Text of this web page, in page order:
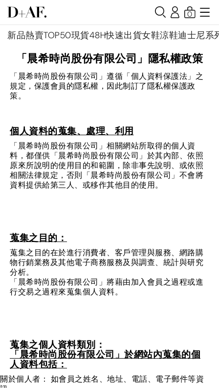
新品熱賣TOP50現貨48H快速出貨女鞋涼鞋迪士尼系
0
「晨希時尚股份有限公司」隱私權政策
「晨希時尚股份有限公司」遵循「個人資料保護法」之
規定，保護會員的隱私權，因此制訂了隱私權保護政
策。
個人資料的蒐集、處理、利用
「晨希時尚股份有限公司」相關網站所取得的個人資
料，都僅供「晨希時尚股份有限公司」於其內部、依照
原來所說明的使用目的和範圍，除非事先說明、或依照
相關法律規定，否則「晨希時尚股份有限公司」不會將
資料提供給第三人、或移作其他目的使用。
蒐集之目的：
蒐集之目的在於進行消費者、客戶管理與服務、網路購
物行銷業務及其他電子商務服務及與調查、統計與研究
分析。
「晨希時尚股份有限公司」將藉由加入會員之過程或進
行交易之過程來蒐集個人資料。
蒐集之個人資料類別：
「晨希時尚股份有限公司」於網站內蒐集的個
人資料包括：
關於個人者： 如會員之姓名、地址、電話、電子郵件等資